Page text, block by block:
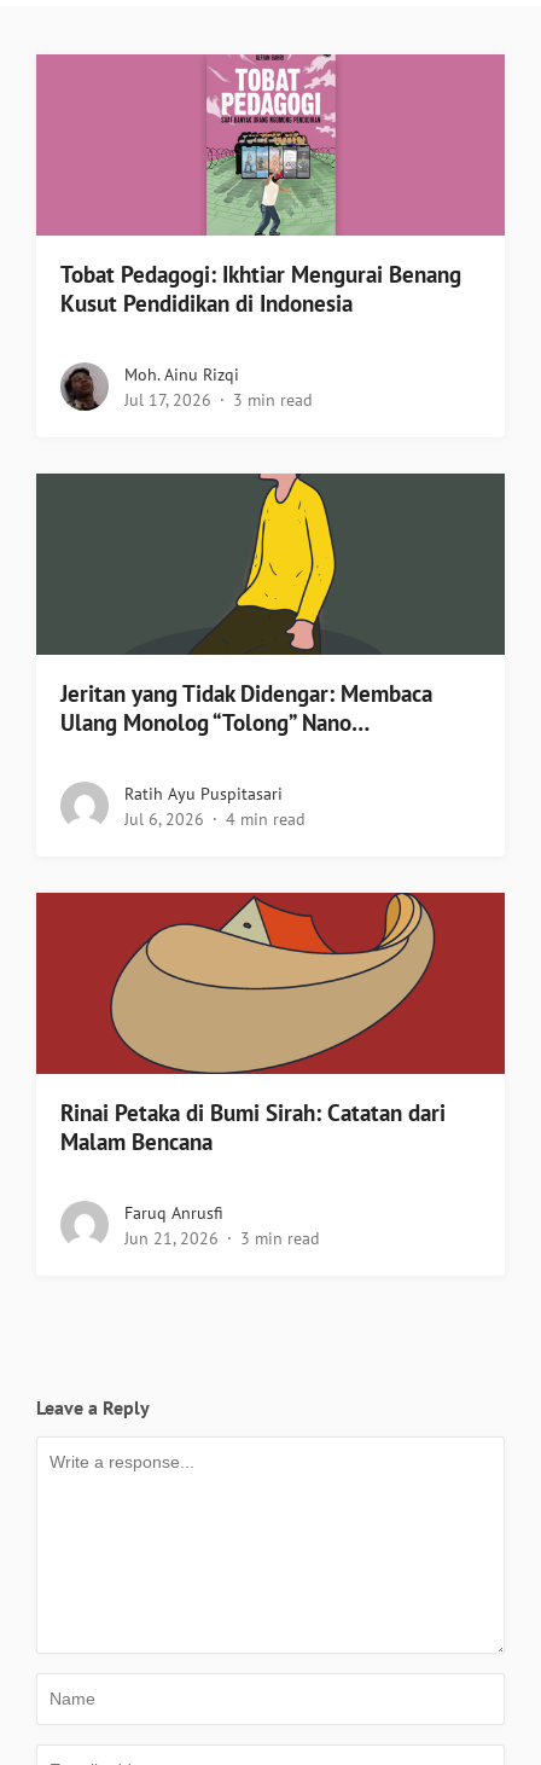
Tobat Pedagogi: Ikhtiar Mengurai Benang
Kusut Pendidikan di Indonesia
Moh. Ainu Rizqi
Jul 17, 2026
3 min read
Jeritan yang Tidak Didengar: Membaca
Ulang Monolog “Tolong” Nano…
Ratih Ayu Puspitasari
Jul 6, 2026
4 min read
Rinai Petaka di Bumi Sirah: Catatan dari
Malam Bencana
Faruq Anrusfi
Jun 21, 2026
3 min read
Leave a Reply